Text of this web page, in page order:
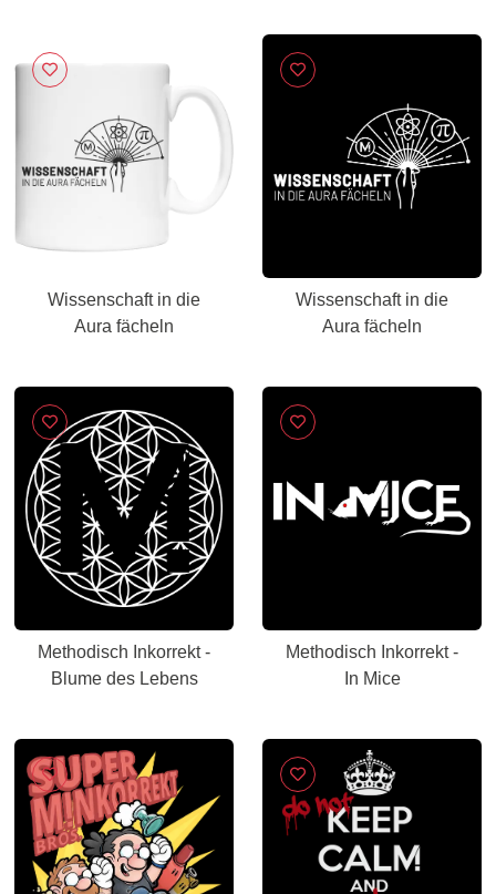
Wissenschaft in die
Aura fächeln
Wissenschaft in die
Aura fächeln
Methodisch Inkorrekt -
Blume des Lebens
Methodisch Inkorrekt -
In Mice